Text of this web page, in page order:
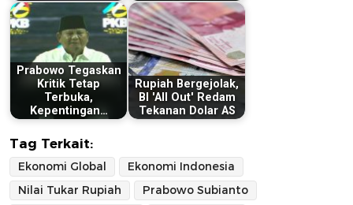
Prabowo Tegaskan
Kritik Tetap
Terbuka,
Kepentingan…
Rupiah Bergejolak,
BI 'All Out' Redam
Tekanan Dolar AS
Tag Terkait:
Ekonomi Global
Ekonomi Indonesia
Nilai Tukar Rupiah
Prabowo Subianto